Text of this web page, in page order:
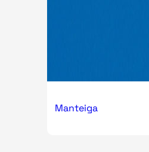
Manteiga